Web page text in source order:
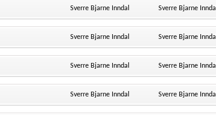
Sverre Bjarne Inndal Sverre Bjarne Inndal
Sverre Bjarne Inndal Sverre Bjarne Inndal
Sverre Bjarne Inndal Sverre Bjarne Inndal
Sverre Bjarne Inndal Sverre Bjarne Inndal